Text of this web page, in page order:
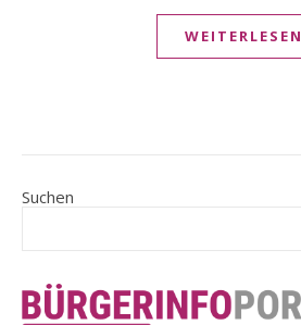
WEITERLESEN
Suchen